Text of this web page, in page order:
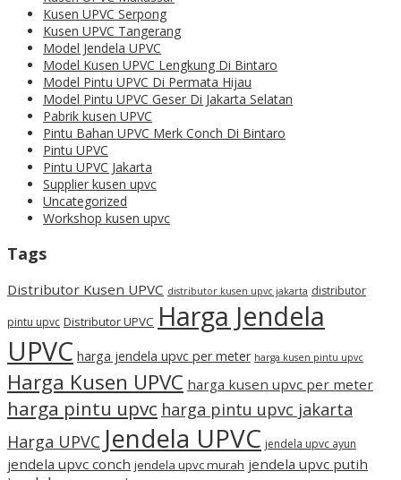
Kusen UPVC Serpong
Kusen UPVC Tangerang
Model Jendela UPVC
Model Kusen UPVC Lengkung Di Bintaro
Model Pintu UPVC Di Permata Hijau
Model Pintu UPVC Geser Di Jakarta Selatan
Pabrik kusen UPVC
Pintu Bahan UPVC Merk Conch Di Bintaro
Pintu UPVC
Pintu UPVC Jakarta
Supplier kusen upvc
Uncategorized
Workshop kusen upvc
Tags
Distributor Kusen UPVC distributor kusen upvc jakarta distributor
pintu upvc Distributor UPVC Harga Jendela
UPVC harga jendela upvc per meter harga kusen pintu upvc
Harga Kusen UPVC harga kusen upvc per meter
harga pintu upvc harga pintu upvc jakarta
Harga UPVC Jendela UPVC jendela upvc ayun
jendela upvc conch jendela upvc murah jendela upvc putih